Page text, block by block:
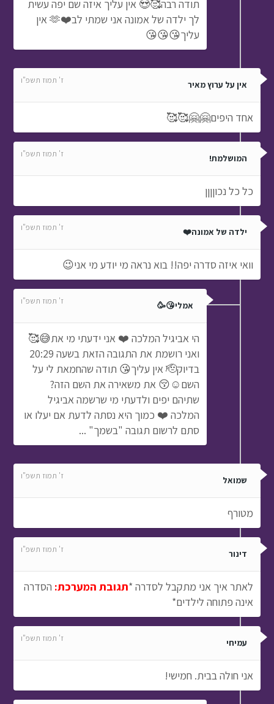
תודה רבה🥰😍 אין עליך איזה שם יפה עשית
לך ילדה של אמונה אני שמתי לב❤️🫶 אין
עליך😘😘😘
אין על ערוץ מאיר ז' תמוז תשפ"ו
אחד היפים🤗🤗🥰🥰
המושלמת! ז' תמוז תשפ"ו
כל כל נכוןןןן
ילדה של אמונה❤️ ז' תמוז תשפ"ו
וואי איזה סדרה יפה!! בוא נראה מי יודע מי אני😉
אמלי😘🥳 ז' תמוז תשפ"ו
הי אביגיל המלכה ❤️ אני ידעתי מי את😅🥰
ואני רושמת את התגובה הזאת בשעה 20:29
בדיוק🫡 אין עליך😘 תודה שהחמאת לי על
השם☺️😚 את משאירה את השם הזה?
שתיהם יפים ולדעתי מי שרשמה אביגיל
המלכה ❤️ כמוך היא נסתה לדעת אם יעלו או
סתם לרשום תגובה "בשמך" ...
שמואל ז' תמוז תשפ"ו
מטורף
דינור ז' תמוז תשפ"ו
לאתר איך אני מתקבל לסדרה *תגובת המערכת: הסדרה
אינה פתוחה לילדים*
עמיחי ז' תמוז תשפ"ו
אני חולה בבית. חמישי!